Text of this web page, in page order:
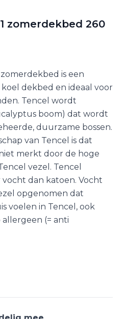
zomerdekbed 260
is een
dekbed en ideaal voor
Tencel wordt
boom) dat wordt
duurzame bossen.
van Tencel is dat
merkt door de hoge
vezel. Tencel
vocht dan katoen. Vocht
opgenomen dat
voelen in Tencel, ook
(= anti